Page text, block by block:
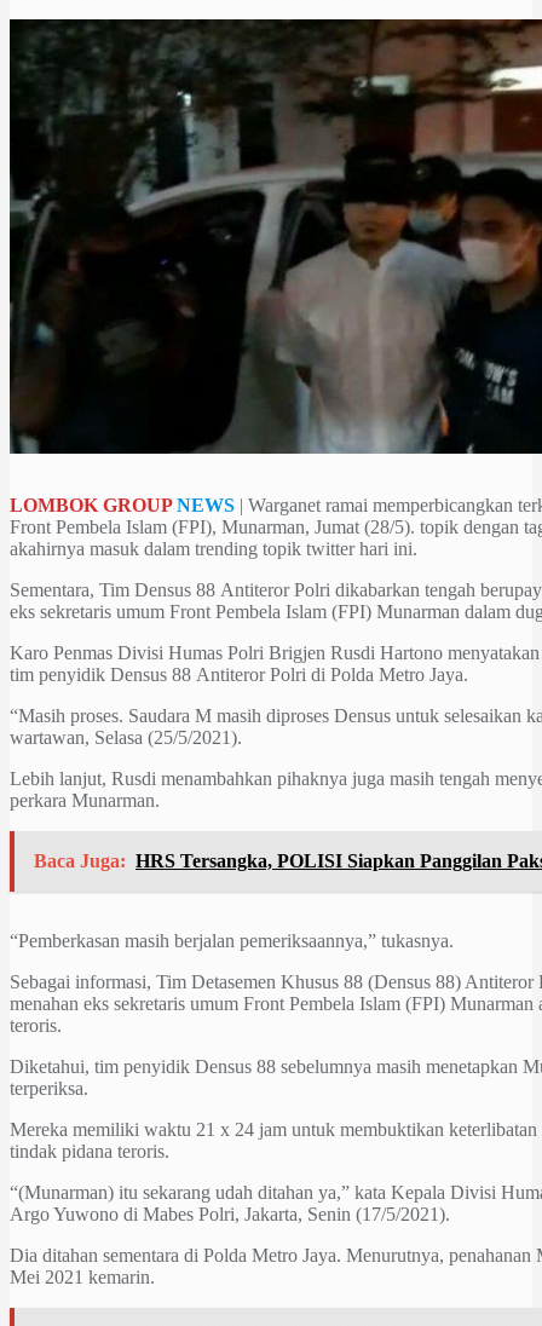
LOMBOK GROUPNEWS | Warganet ramai memperbicangkan
Front Pembela Islam (FPI), Munarman, Jumat (28/5). topik dengan
akahirnya masuk dalam trending topik twitter hari ini.
Sementara, Tim Densus 88 Antiteror Polri dikabarkan tengah
eks sekretaris umum Front Pembela Islam (FPI) Munarman dalam
Karo Penmas Divisi Humas Polri Brigjen Rusdi Hartono
tim penyidik Densus 88 Antiteror Polri di Polda Metro Jaya.
“Masih proses. Saudara M masih diproses Densus untuk selesaikan
wartawan, Selasa (25/5/2021).
Lebih lanjut, Rusdi menambahkan pihaknya juga masih tengah
perkara Munarman.
Baca Juga: HRS Tersangka, POLISI Siapkan Panggilan
“Pemberkasan masih berjalan pemeriksaannya,” tukasnya.
Sebagai informasi, Tim Detasemen Khusus 88 (Densus 88)
menahan eks sekretaris umum Front Pembela Islam (FPI) Munarman
teroris.
Diketahui, tim penyidik Densus 88 sebelumnya masih menetapkan
terperiksa.
Mereka memiliki waktu 21 x 24 jam untuk membuktikan
tindak pidana teroris.
“(Munarman) itu sekarang udah ditahan ya,” kata Kepala Divisi
Argo Yuwono di Mabes Polri, Jakarta, Senin (17/5/2021).
Dia ditahan sementara di Polda Metro Jaya. Menurutnya,
Mei 2021 kemarin.